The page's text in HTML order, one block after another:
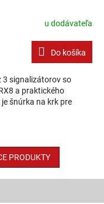
u dodávateľa
Do košíka
3 signalizátorov so
a praktického
šnúrka na krk pre
PRODUKTY